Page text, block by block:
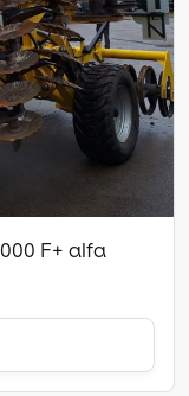
F+ alfa